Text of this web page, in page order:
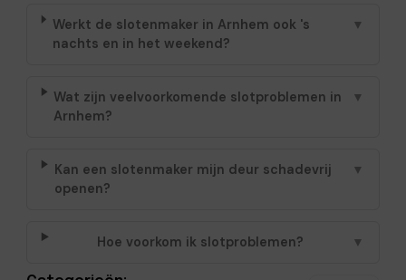
Werkt de slotenmaker in Arnhem ook 's
nachts en in het weekend?
▼
Wat zijn veelvoorkomende slotproblemen in
Arnhem?
▼
Kan een slotenmaker mijn deur schadevrij
openen?
▼
Hoe voorkom ik slotproblemen? ▼